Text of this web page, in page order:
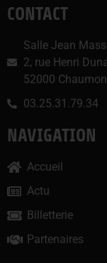
CONTACT
Salle Jean
2, rue Henri
52000
03.25.31.79.34
NAVIGATION
Accueil
Actu
Billetterie
Partenaires